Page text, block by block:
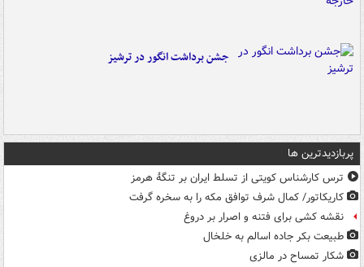
جشن برداشت انگور در ترشیز
پربازدیدترین ها
ترس کارشناس کویتی از تسلط ایران بر تنگۀ هرمز
کاریکاتور/ کمال شرف توافق مکه را به سخره گرفت
نقشه کشی برای فتنه و اصرار بر دروغ
طبیعت بکر جاده اسالم به خلخال
شکار تمساح در مالزی